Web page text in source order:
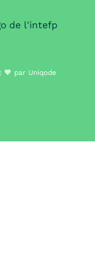
🧡 par Uniqode